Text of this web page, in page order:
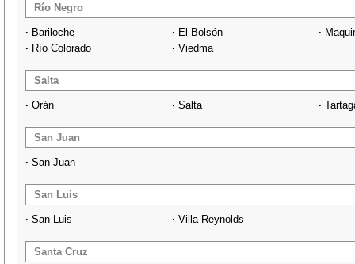
Río Negro
· Bariloche · El Bolsón ·
· Río Colorado · Viedma
Salta
· Orán · Salta ·
San Juan
· San Juan
San Luis
· San Luis · Villa Reynolds
Santa Cruz